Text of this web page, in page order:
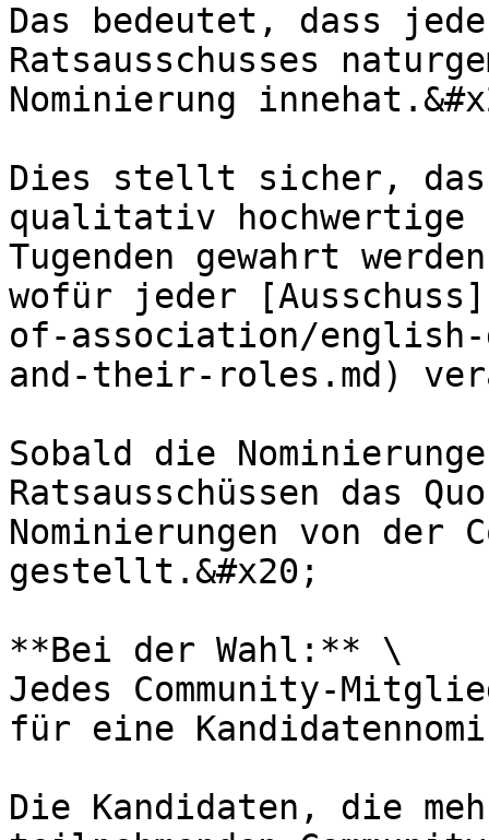
Das bedeutet, dass
Ratsausschusses
Nominierung
Dies stellt sicher, dass
qualitativ hochwertige
Tugenden gewahrt
wofür jeder
of-association/english-
and-their-roles.md)
Sobald die
Rats­ausschüssen das
Nominierungen von der
gestellt.&#x20;
**Bei der Wahl:** \
Jedes Community-
für eine
Die Kandidaten, die